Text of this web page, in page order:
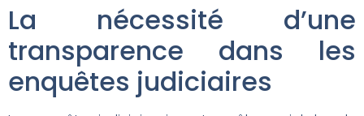
La nécessité d’une
transparence dans les
enquêtes judiciaires